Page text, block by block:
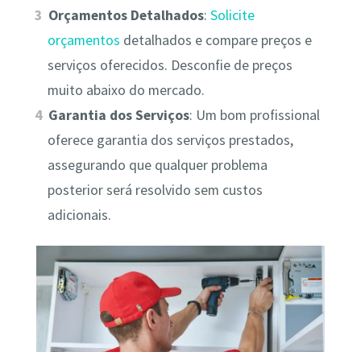
Orçamentos Detalhados:Solicite
orçamentos detalhados e compare preços e
serviços oferecidos. Desconfie de preços
muito abaixo do mercado.
Garantia dos Serviços: Um bom profissional
oferece garantia dos serviços prestados,
assegurando que qualquer problema
posterior será resolvido sem custos
adicionais.